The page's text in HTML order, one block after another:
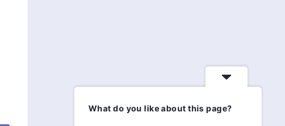
What do you like about this page?